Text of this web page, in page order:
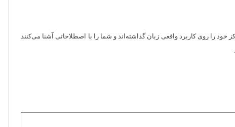
را روی کاربرد واقعی زبان گذاشته‌اند و شما را با اصطلاحاتی آشنا می‌کنند